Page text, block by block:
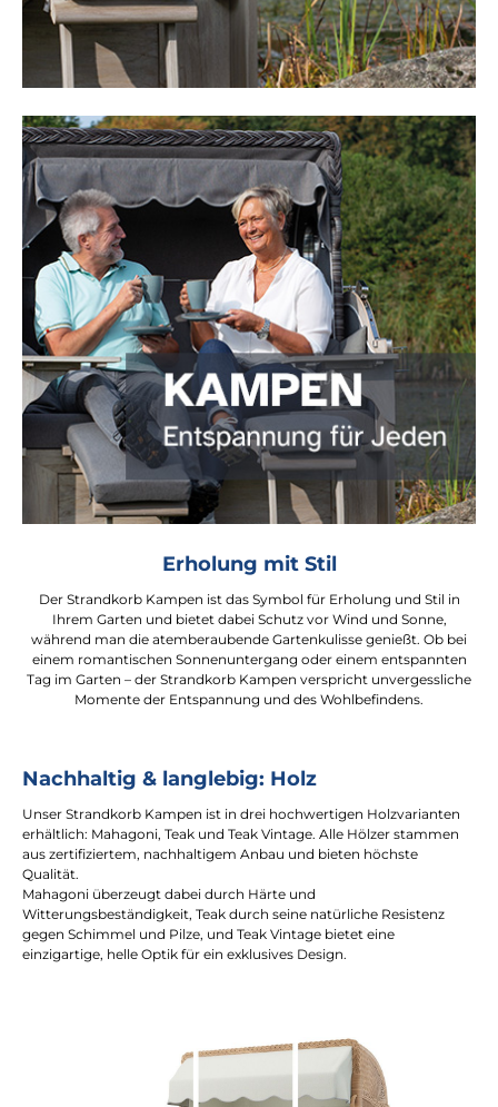
Erholung mit Stil
Der Strandkorb Kampen ist das Symbol für Erholung und Stil in
Ihrem Garten und bietet dabei Schutz vor Wind und Sonne,
während man die atemberaubende Gartenkulisse genießt. Ob bei
einem romantischen Sonnenuntergang oder einem entspannten
Tag im Garten – der Strandkorb Kampen verspricht unvergessliche
Momente der Entspannung und des Wohlbefindens.
Nachhaltig & langlebig: Holz
Unser Strandkorb Kampen ist in drei hochwertigen Holzvarianten
erhältlich: Mahagoni, Teak und Teak Vintage. Alle Hölzer stammen
aus zertifiziertem, nachhaltigem Anbau und bieten höchste
Qualität.
Mahagoni überzeugt dabei durch Härte und
Witterungsbeständigkeit, Teak durch seine natürliche Resistenz
gegen Schimmel und Pilze, und Teak Vintage bietet eine
einzigartige, helle Optik für ein exklusives Design.